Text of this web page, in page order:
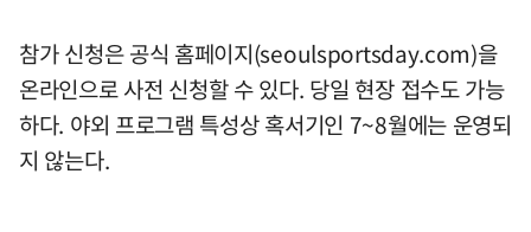
참가 신청은 공식 홈페이지(seoulsportsday.com)을
온라인으로 사전 신청할 수 있다. 당일 현장 접수도 가능
하다. 야외 프로그램 특성상 혹서기인 7~8월에는 운영되
지 않는다.